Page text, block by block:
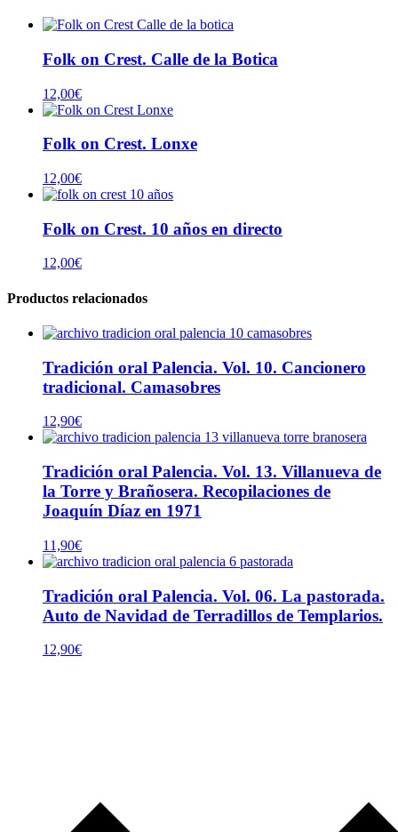
Folk on Crest. Calle de la Botica
12,00€
Folk on Crest. Lonxe
12,00€
Folk on Crest. 10 años en directo
12,00€
Productos relacionados
Tradición oral Palencia. Vol. 10. Cancionero
tradicional. Camasobres
12,90€
Tradición oral Palencia. Vol. 13. Villanueva de
la Torre y Brañosera. Recopilaciones de
Joaquín Díaz en 1971
11,90€
Tradición oral Palencia. Vol. 06. La pastorada.
Auto de Navidad de Terradillos de Templarios.
12,90€